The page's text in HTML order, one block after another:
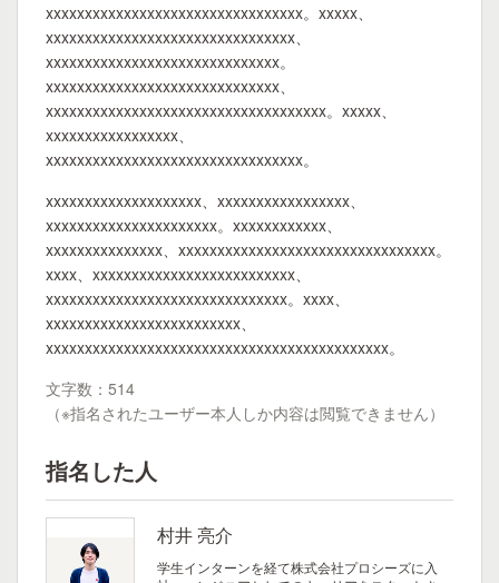
xxxxxxxxxxxxxxxxxxxxxxxxxxxxxxxxx。xxxxx、
xxxxxxxxxxxxxxxxxxxxxxxxxxxxxxxx、
xxxxxxxxxxxxxxxxxxxxxxxxxxxxxx。
xxxxxxxxxxxxxxxxxxxxxxxxxxxxxx、
xxxxxxxxxxxxxxxxxxxxxxxxxxxxxxxxxxxx。xxxxx、
xxxxxxxxxxxxxxxxx、
xxxxxxxxxxxxxxxxxxxxxxxxxxxxxxxxx。
xxxxxxxxxxxxxxxxxxxx、xxxxxxxxxxxxxxxxx、
xxxxxxxxxxxxxxxxxxxxxx。xxxxxxxxxxxx、
xxxxxxxxxxxxxxx、xxxxxxxxxxxxxxxxxxxxxxxxxxxxxxxxx。
xxxx、xxxxxxxxxxxxxxxxxxxxxxxxxx、
xxxxxxxxxxxxxxxxxxxxxxxxxxxxxxx。xxxx、
xxxxxxxxxxxxxxxxxxxxxxxxx、
xxxxxxxxxxxxxxxxxxxxxxxxxxxxxxxxxxxxxxxxxxxx。
文字数：514
（※指名されたユーザー本人しか内容は閲覧できません）
指名した人
村井 亮介
学生インターンを経て株式会社プロシーズに入